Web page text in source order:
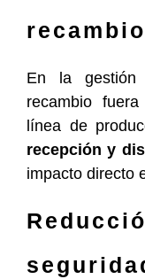
En la gestión
recambio
línea de
recepción y
impacto directo